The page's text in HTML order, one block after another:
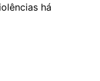
há